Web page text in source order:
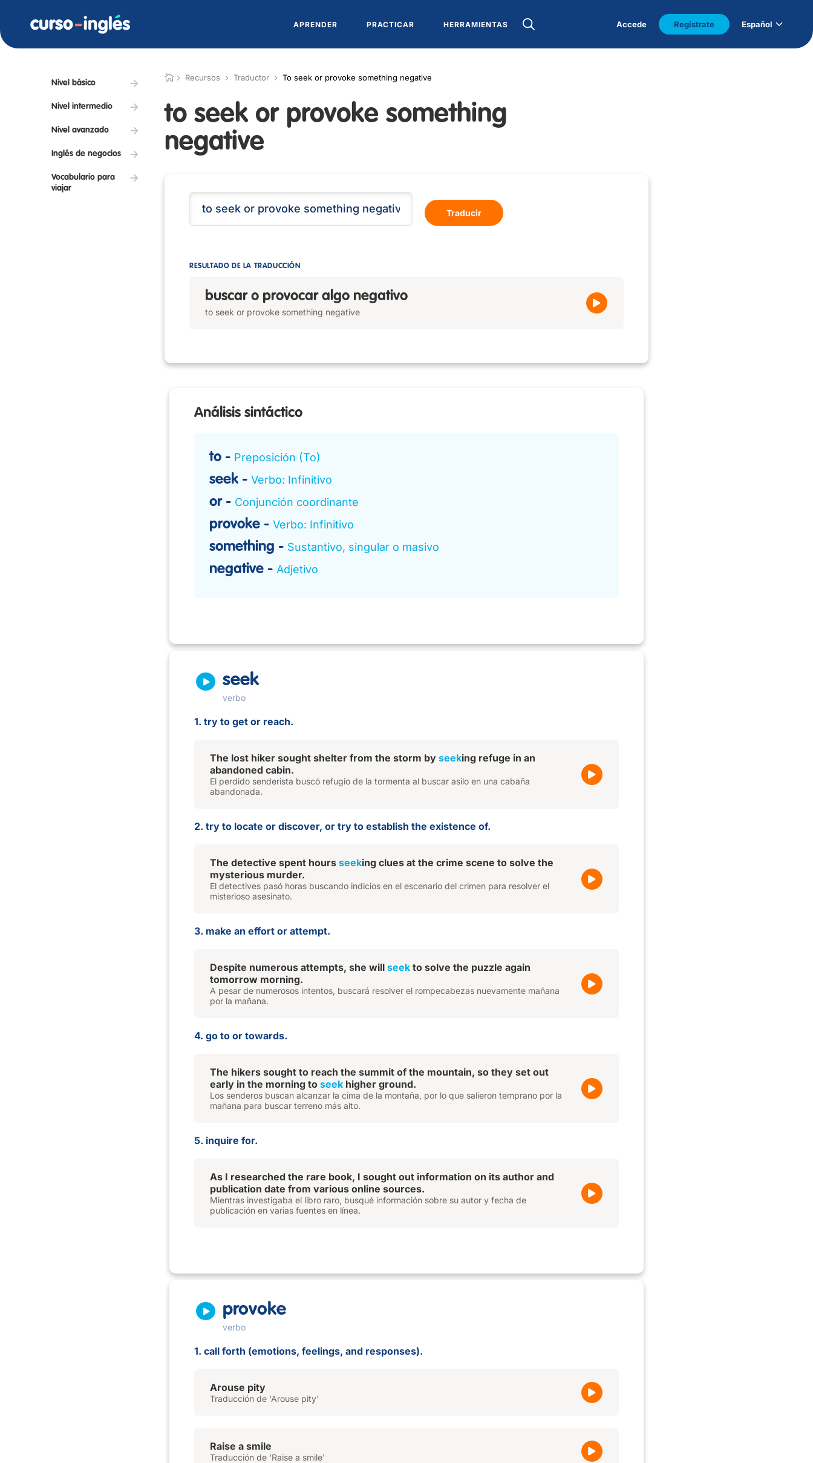
APRENDER PRACTICAR HERRAMIENTAS Accede Regístrate Español
Nivel básico
Nivel intermedio
Nivel avanzado
Inglés de negocios
Vocabulario para
viajar
Recursos Traductor To seek or provoke something negative
to seek or provoke something
negative
Traducir
RESULTADO DE LA TRADUCCIÓN
buscar o provocar algo negativo
to seek or provoke something negative
Análisis sintáctico
to Preposición (To)
seek Verbo: Infinitivo
or Conjunción coordinante
provoke Verbo: Infinitivo
something Sustantivo, singular o masivo
negative Adjetivo
seek
verbo
1. try to get or reach.
The lost hiker sought shelter from the storm by seeking refuge in an
abandoned cabin.
El perdido senderista buscó refugio de la tormenta al buscar asilo en una cabaña
abandonada.
2. try to locate or discover, or try to establish the existence of.
The detective spent hours seeking clues at the crime scene to solve the
mysterious murder.
El detectives pasó horas buscando indicios en el escenario del crimen para resolver el
misterioso asesinato.
3. make an effort or attempt.
Despite numerous attempts, she will seek to solve the puzzle again
tomorrow morning.
A pesar de numerosos intentos, buscará resolver el rompecabezas nuevamente mañana
por la mañana.
4. go to or towards.
The hikers sought to reach the summit of the mountain, so they set out
early in the morning to seek higher ground.
Los senderos buscan alcanzar la cima de la montaña, por lo que salieron temprano por la
mañana para buscar terreno más alto.
5. inquire for.
As I researched the rare book, I sought out information on its author and
publication date from various online sources.
Mientras investigaba el libro raro, busqué información sobre su autor y fecha de
publicación en varias fuentes en línea.
provoke
verbo
1. call forth (emotions, feelings, and responses).
Arouse pity
Traducción de 'Arouse pity'
Raise a smile
Traducción de 'Raise a smile'